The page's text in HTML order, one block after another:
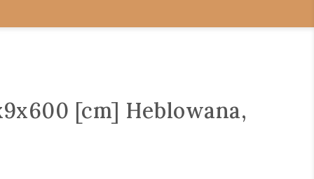
[cm] Heblowana,